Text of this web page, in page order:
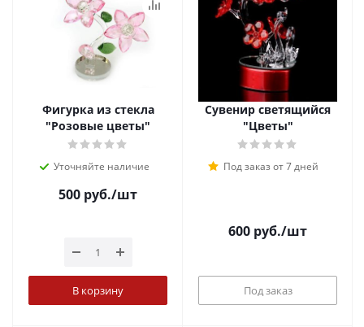
Фигурка из стекла
"Розовые цветы"
Уточняйте наличие
500 руб./шт
В корзину
Сувенир светящийся
"Цветы"
Под заказ от 7 дней
600 руб./шт
Под заказ